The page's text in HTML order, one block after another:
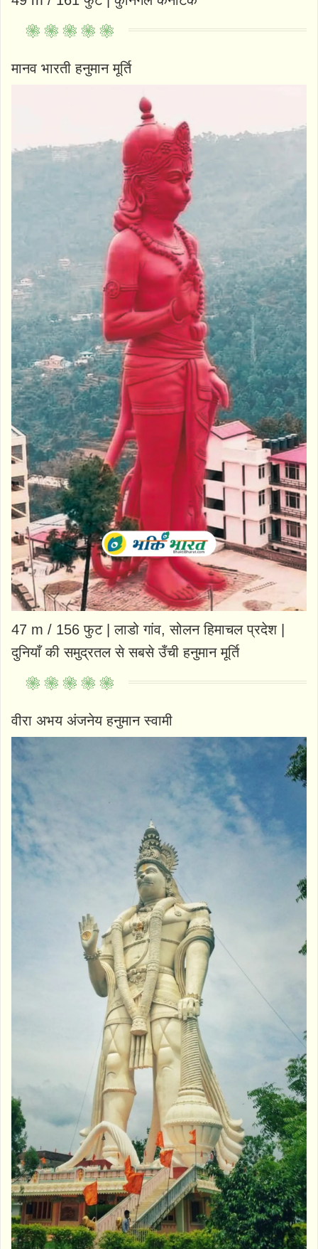
मानव भारती हनुमान मूर्ति
47 m / 156 फुट | लाडो गांव, सोलन हिमाचल प्रदेश |
दुनियाँ की समुद्रतल से सबसे उँची हनुमान मूर्ति
वीरा अभय अंजनेय हनुमान स्वामी